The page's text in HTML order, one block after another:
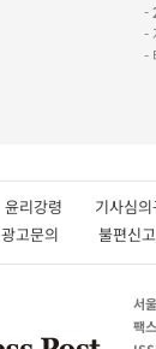
-
-
-
윤리강령 기사심
광고문의 불편
서
팩